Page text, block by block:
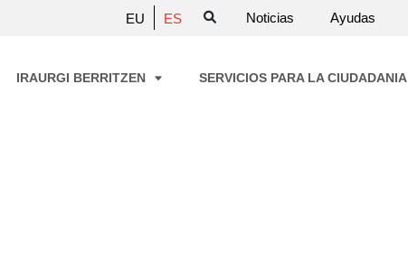
EU ES Noticias Ayudas
IRAURGI BERRITZEN SERVICIOS PARA LA CIUDADANIA